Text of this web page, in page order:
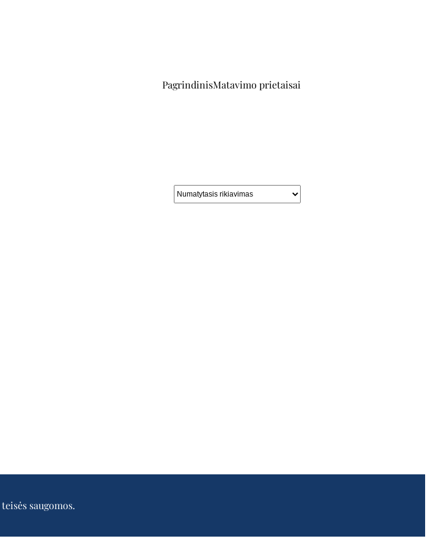
PagrindinisMatavimo prietaisai
saugomos.